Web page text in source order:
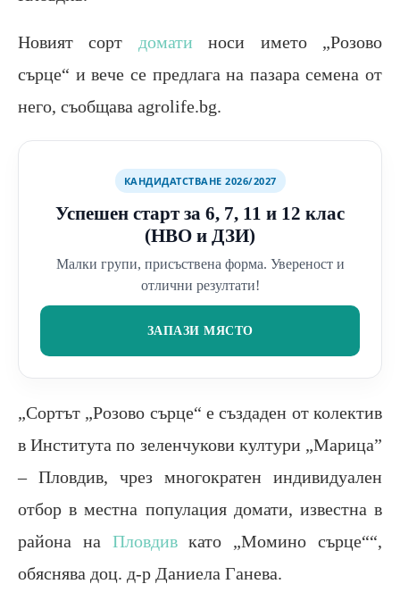
Новият сорт домати носи името „Розово
сърце“ и вече се предлага на пазара семена от
него, съобщава agrolife.bg.
КАНДИДАТСТВАНЕ 2026/2027
Успешен старт за 6, 7, 11 и 12 клас
(НВО и ДЗИ)
Малки групи, присъствена форма. Увереност и
отлични резултати!
ЗАПАЗИ МЯСТО
„Сортът „Розово сърце“ е създаден от колектив
в Института по зеленчукови култури „Марица”
– Пловдив, чрез многократен индивидуален
отбор в местна популация домати, известна в
района на Пловдивкато „Момино сърце““,
обяснява доц. д-р Даниела Ганева.